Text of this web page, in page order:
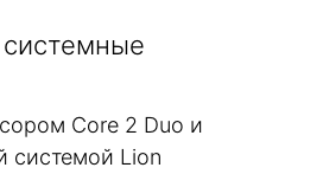
Core 2 Duo и
системой Lion